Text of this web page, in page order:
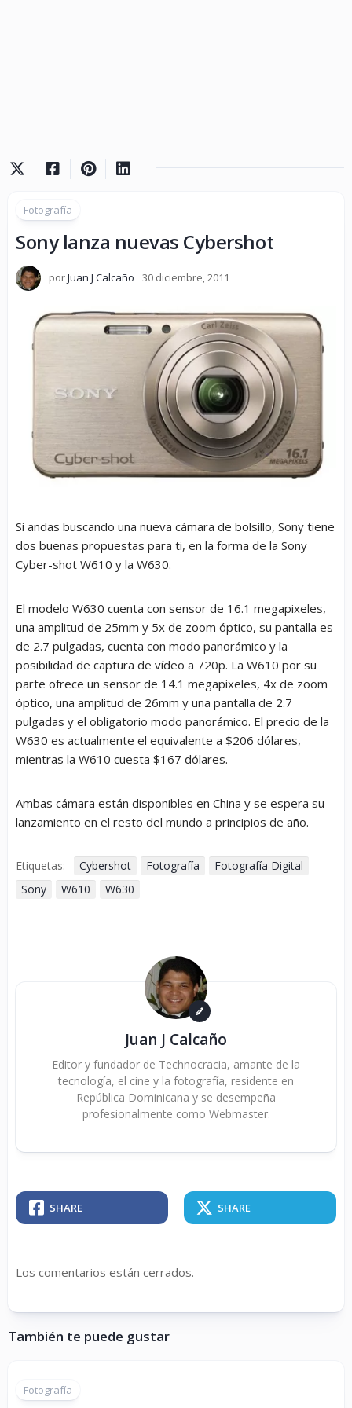
Fotografía
Sony lanza nuevas Cybershot
porJuan J Calcaño 30 diciembre, 2011
Si andas buscando una nueva cámara de bolsillo, Sony tiene
dos buenas propuestas para ti, en la forma de la Sony
Cyber-shot W610 y la W630.
El modelo W630 cuenta con sensor de 16.1 megapixeles,
una amplitud de 25mm y 5x de zoom óptico, su pantalla es
de 2.7 pulgadas, cuenta con modo panorámico y la
posibilidad de captura de vídeo a 720p. La W610 por su
parte ofrece un sensor de 14.1 megapixeles, 4x de zoom
óptico, una amplitud de 26mm y una pantalla de 2.7
pulgadas y el obligatorio modo panorámico. El precio de la
W630 es actualmente el equivalente a $206 dólares,
mientras la W610 cuesta $167 dólares.
Ambas cámara están disponibles en China y se espera su
lanzamiento en el resto del mundo a principios de año.
Etiquetas: Cybershot Fotografía
Fotografía Digital
Sony
W610 W630
Juan J Calcaño
Editor y fundador de Technocracia, amante de la
tecnología, el cine y la fotografía, residente en
República Dominicana y se desempeña
profesionalmente como Webmaster.
SHARE SHARE
Los comentarios están cerrados.
También te puede gustar
Fotografía